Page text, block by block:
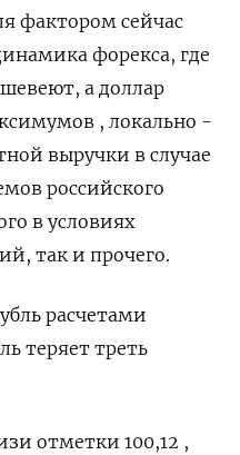
фактором сейчас
форекса, где
а доллар
, локально -
выручки в случае
российского
в условиях
так и прочего.
расчетами
теряет треть
отметки 100,12 ,